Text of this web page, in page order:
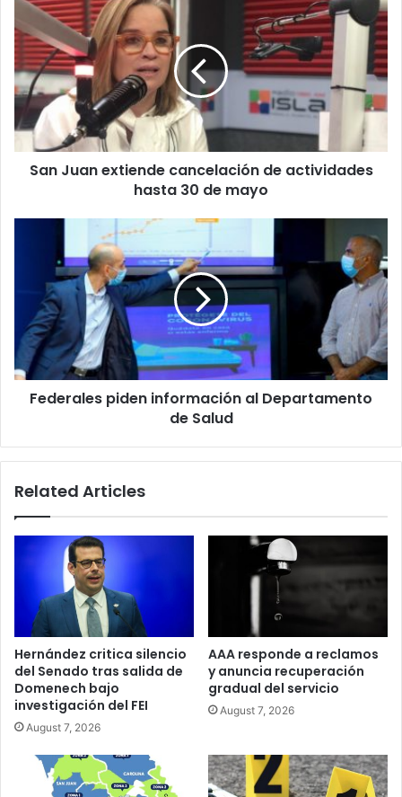
extiende
cancelación
de
actividades
hasta
30
de
mayoSan Juan extiende cancelación de actividades
hasta 30 de mayo
información
Departamento
Salud
Federales piden información al Departamento
de Salud
Related Articles
Hernández critica silencio
del Senado tras salida de
Domenech bajo
investigación del FEI
August 7, 2026
AAA responde a reclamos
y anuncia recuperación
gradual del servicio
August 7, 2026